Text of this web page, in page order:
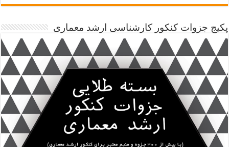
پکیج جزوات کنکور کارشناسی ارشد معماری